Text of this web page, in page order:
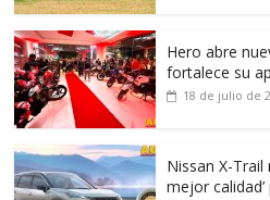
Hero abre
fortalece su
18 de julio de
Nissan X-Trail
mejor